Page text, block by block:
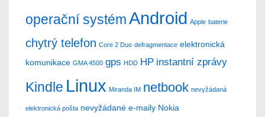
operační systémAndroid Apple baterie
chytrý telefon Core 2 Duo defragmentace elektronická
komunikace GMA 4500 gps HDD HP instantní zprávy
Kindle Linux Miranda IM netbook nevyžádaná
elektronická pošta nevyžádané e-maily Nokia